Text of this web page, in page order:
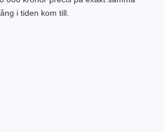
i tiden kom till.